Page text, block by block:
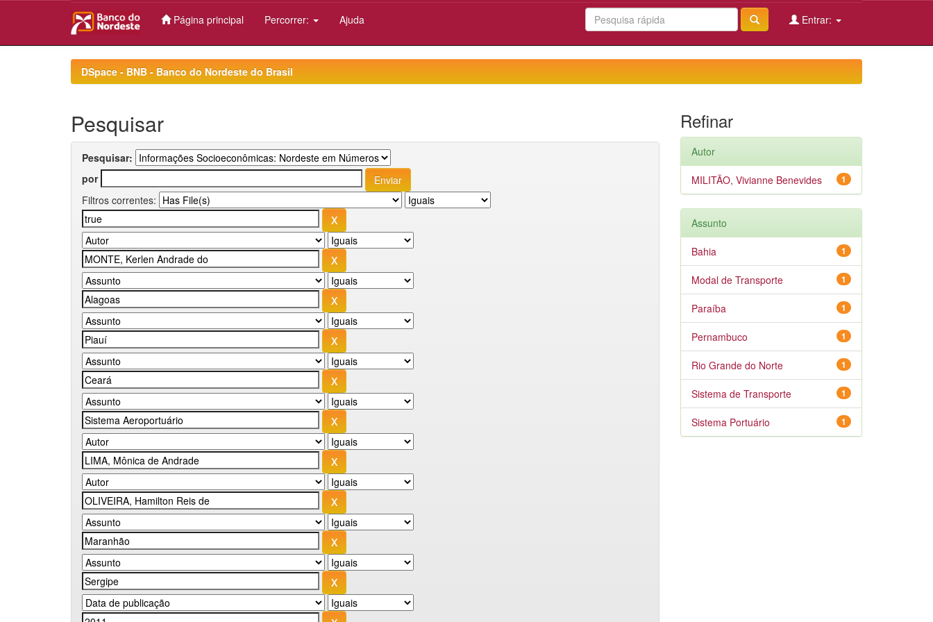
Página principal Percorrer: Ajuda Entrar:
DSpace - BNB - Banco do Nordeste do Brasil
Pesquisar
Pesquisar:
por
Filtros correntes:
Refinar
Autor
1
MILITÃO, Vivianne Benevides
Assunto
1
Bahia
1
Modal de Transporte
1
Paraíba
1
Pernambuco
1
Rio Grande do Norte
1
Sistema de Transporte
1
Sistema Portuário